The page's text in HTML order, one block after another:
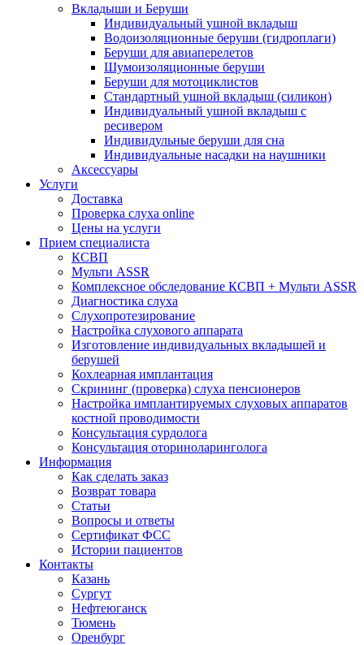
Вкладыши и Беруши
Индивидуальный ушной вкладыш
Водоизоляционные беруши (гидроплаги)
Беруши для авиаперелетов
Шумоизоляционные беруши
Беруши для мотоциклистов
Стандартный ушной вкладыш (силикон)
Индивидуальный ушной вкладыш с
ресивером
Индивидульные беруши для сна
Индивидуальные насадки на наушники
Аксессуары
Услуги
Доставка
Проверка слуха online
Цены на услуги
Прием специалиста
КСВП
Мульти ASSR
Комплексное обследование КСВП + Мульти ASSR
Диагностика слуха
Слухопротезирование
Настройка слухового аппарата
Изготовление индивидуальных вкладышей и
берушей
Кохлеарная имплантация
Скрининг (проверка) слуха пенсионеров
Настройка имплантируемых слуховых аппаратов
костной проводимости
Консультация сурдолога
Консультация оториноларинголога
Информация
Как сделать заказ
Возврат товара
Статьи
Вопросы и ответы
Сертификат ФСС
Истории пациентов
Контакты
Казань
Сургут
Нефтеюганск
Тюмень
Оренбург